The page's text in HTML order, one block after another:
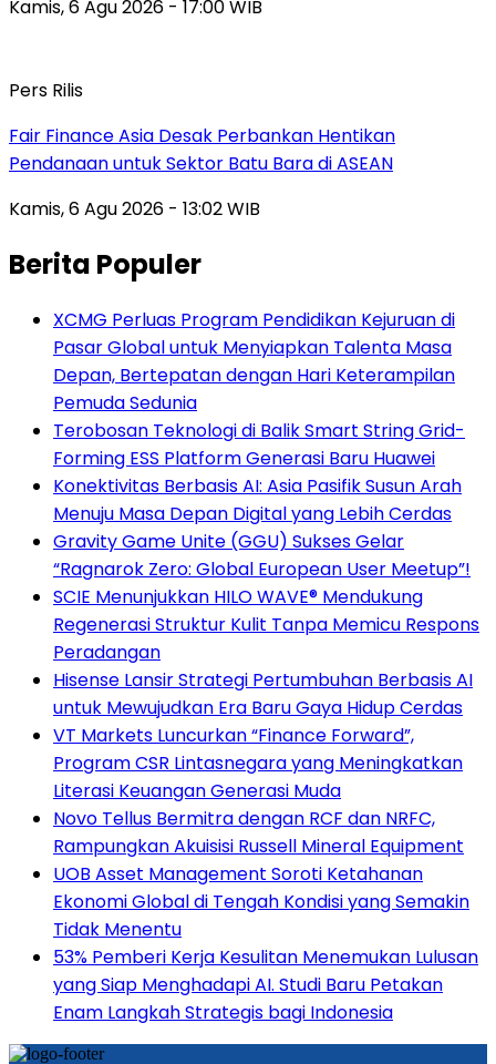
Kamis, 6 Agu 2026 - 17:00 WIB
Pers Rilis
Fair Finance Asia Desak Perbankan Hentikan
Pendanaan untuk Sektor Batu Bara di ASEAN
Kamis, 6 Agu 2026 - 13:02 WIB
Berita Populer
XCMG Perluas Program Pendidikan Kejuruan di
Pasar Global untuk Menyiapkan Talenta Masa
Depan, Bertepatan dengan Hari Keterampilan
Pemuda Sedunia
Terobosan Teknologi di Balik Smart String Grid-
Forming ESS Platform Generasi Baru Huawei
Konektivitas Berbasis AI: Asia Pasifik Susun Arah
Menuju Masa Depan Digital yang Lebih Cerdas
Gravity Game Unite (GGU) Sukses Gelar
“Ragnarok Zero: Global European User Meetup”!
SCIE Menunjukkan HILO WAVE® Mendukung
Regenerasi Struktur Kulit Tanpa Memicu Respons
Peradangan
Hisense Lansir Strategi Pertumbuhan Berbasis AI
untuk Mewujudkan Era Baru Gaya Hidup Cerdas
VT Markets Luncurkan “Finance Forward”,
Program CSR Lintasnegara yang Meningkatkan
Literasi Keuangan Generasi Muda
Novo Tellus Bermitra dengan RCF dan NRFC,
Rampungkan Akuisisi Russell Mineral Equipment
UOB Asset Management Soroti Ketahanan
Ekonomi Global di Tengah Kondisi yang Semakin
Tidak Menentu
53% Pemberi Kerja Kesulitan Menemukan Lulusan
yang Siap Menghadapi AI. Studi Baru Petakan
Enam Langkah Strategis bagi Indonesia